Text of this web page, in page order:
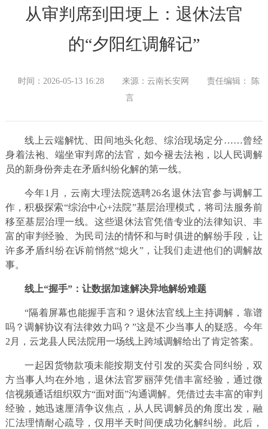
从审判席到田埂上：退休法官
的“夕阳红调解记”
时间：2026-05-13 16:28 来源：云南长安网
责任编辑： 陈
言
线上云端解忧、田间地头化怨、综治现场定分……曾经
身着法袍、端坐审判席的法官，如今褪去法袍，以人民调解
员的新身份奔走在矛盾纠纷化解的第一线。
今年1月，云南大理法院选聘26名退休法官参与调解工
作，积极探索“综治中心+法院”基层治理模式，将司法服务前
移至基层治理一线。这些退休法官凭借专业的法律知识、丰
富的审判经验、为民司法的情怀和与时俱进的解纷手段，让
许多矛盾纠纷在诉前悄然“熄火”，让我们走进他们的调解故
事。
线上“握手”：让数据加速解决异地解纷难题
“隔着屏幕也能握手言和？退休法官线上主持调解，靠谱
吗？调解协议有法律效力吗？”这是不少当事人的疑惑。今年
2月，云龙县人民法院用一场线上跨域调解给出了肯定答案。
一起因货物款项未能按期支付引发的买卖合同纠纷，双
方当事人均在外地，退休法官罗丽萍凭借丰富经验，通过微
信视频通话组织双方“面对面”沟通调解。凭借过去丰富的审判
经验，她迅速厘清争议焦点，从人民调解员的角度出发，融
汇法理情耐心疏导，仅用半天时间便成功化解纠纷。此后，